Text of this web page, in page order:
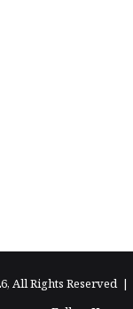
All Rights Reserved |